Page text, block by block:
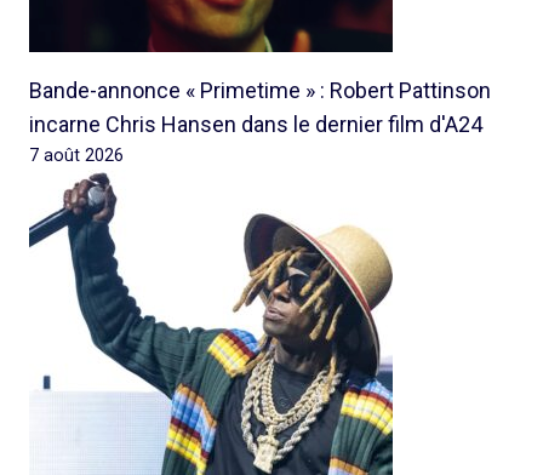
Bande-annonce « Primetime » : Robert Pattinson
incarne Chris Hansen dans le dernier film d'A24
7 août 2026